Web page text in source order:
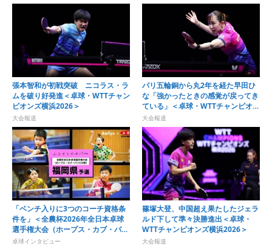
張本智和が初戦突破 ニコラス・ラ
ムを破り好発進＜卓球・WTTチャン
ピオンズ横浜2026＞
大会報道
パリ五輪銅から丸2年を経た早田ひ
な「強かったときの感覚が戻ってき
ている」＜卓球・WTTチャンピオン
ズ横浜2026＞
大会報道
「ベンチ入りに3つのコーチ資格条
件を」＜全農杯2026年全日本卓球
選手権大会（ホープス・カブ・バン
ビの部）福岡県予選会＞
卓球インタビュー
篠塚大登、中国超え果たしたジェラ
ルド下して準々決勝進出＜卓球・
WTTチャンピオンズ横浜2026＞
大会報道